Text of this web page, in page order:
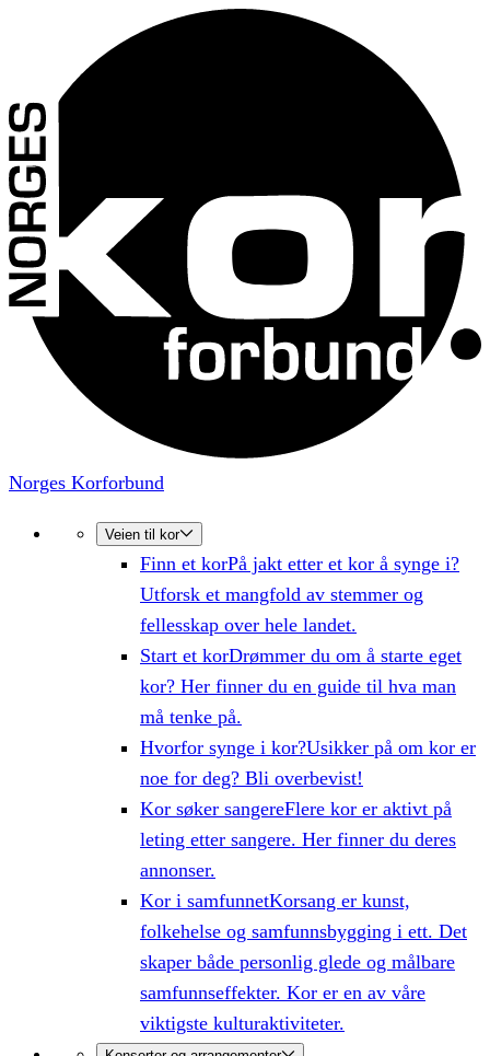
Norges Korforbund
Veien til kor
Finn et korPå jakt etter et kor å synge i?
Utforsk et mangfold av stemmer og
fellesskap over hele landet.
Start et korDrømmer du om å starte eget
kor? Her finner du en guide til hva man
må tenke på.
Hvorfor synge i kor?Usikker på om kor er
noe for deg? Bli overbevist!
Kor søker sangereFlere kor er aktivt på
leting etter sangere. Her finner du deres
annonser.
Kor i samfunnetKorsang er kunst,
folkehelse og samfunnsbygging i ett. Det
skaper både personlig glede og målbare
samfunnseffekter. Kor er en av våre
viktigste kulturaktiviteter.